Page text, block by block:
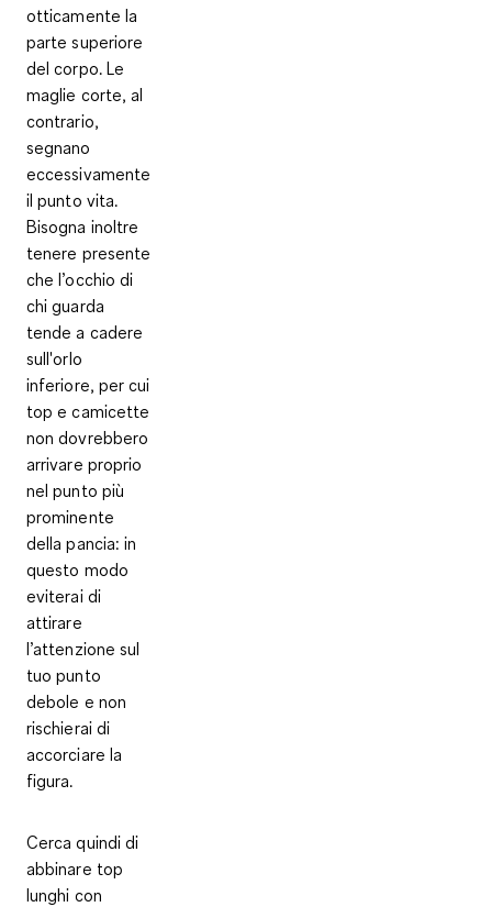
otticamente la
parte superiore
del corpo. Le
maglie corte, al
contrario,
segnano
eccessivamente
il punto vita.
Bisogna inoltre
tenere presente
che l’occhio di
chi guarda
tende a cadere
sull'orlo
inferiore, per cui
top e camicette
non dovrebbero
arrivare proprio
nel punto più
prominente
della pancia: in
questo modo
eviterai di
attirare
l’attenzione sul
tuo punto
debole e non
rischierai di
accorciare la
figura.
Cerca quindi di
abbinare top
lunghi con